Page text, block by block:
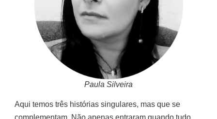
Paula Silveira
Aqui temos três histórias singulares, mas que se
complementam. Não apenas entraram quando tudo